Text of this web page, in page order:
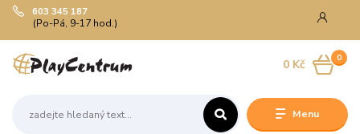
Menu
603 345 187
(Po-Pá, 9-17 hod.)
0
0 Kč